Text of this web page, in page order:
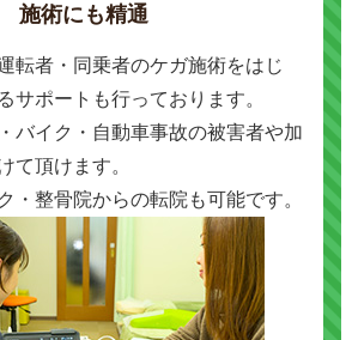
施術にも精通
転者・同乗者のケガ施術をはじ
サポートも行っております。
バイク・自動車事故の被害者や加
て頂けます。
・整骨院からの転院も可能です。